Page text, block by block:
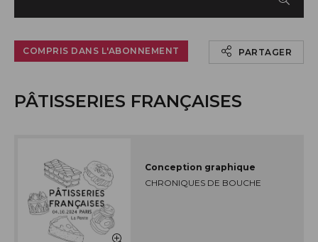
COMPRIS DANS L'ABONNEMENT PARTAGER
PÂTISSERIES FRANÇAISES
Conception graphique
CHRONIQUES DE BOUCHE